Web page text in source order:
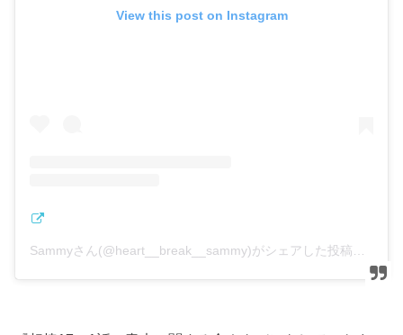
View this post on Instagram